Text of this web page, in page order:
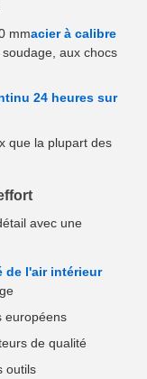
mmacier à calibre
aux chocs
24 heures sur
que la plupart des
avec une
de l'air intérieur
européens
de qualité
outils